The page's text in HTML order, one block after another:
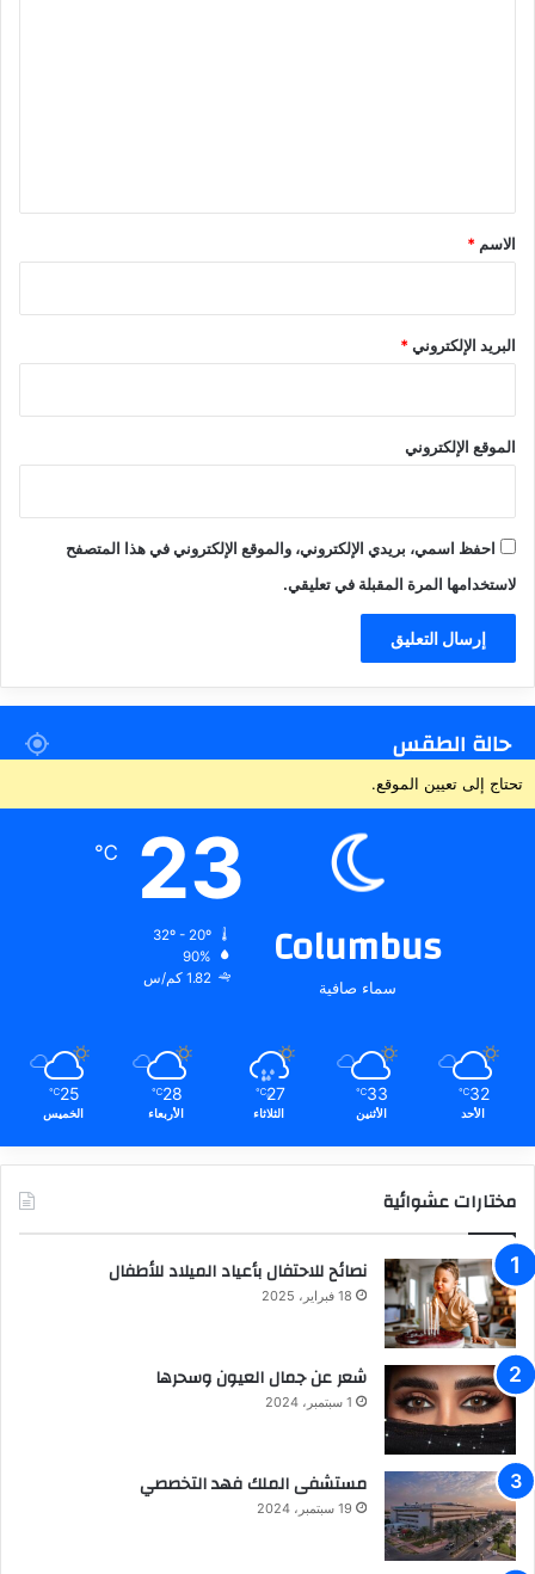
*
الاسم *
البريد الإلكتروني*
الموقع الإلكتروني
احفظ اسمي، بريدي الإلكتروني، والموقع الإلكتروني في هذا المتصفح
لاستخدامها المرة المقبلة في تعليقي.
حالة الطقس
تحتاج إلى تعيين الموقع.
Columbus
سماء صافية
23
℃
90%
1.82 كم/س
32
℃
الأحد
33
℃
الأثنين
27
℃
الثلاثاء
28
℃
الأربعاء
25
℃
الخميس
مختارات عشوائية
نصائح للاحتفال بأعياد الميلاد للأطفال
18 فبراير، 2025
شعر عن جمال العيون وسحرها
1 سبتمبر، 2024
مستشفى الملك فهد التخصصي
19 سبتمبر، 2024